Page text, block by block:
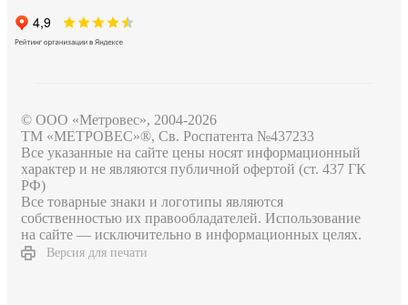
© ООО «Метровес», 2004-2026
ТМ «МЕТРОВЕС»®, Св. Роспатента №4​3​7​2​3​3
Все указанные на сайте цены носят информационный
характер и не являются публичной офертой (ст. 437 ГК
РФ)
Все товарные знаки и логотипы являются
собственностью их правообладателей. Использование
на сайте — исключительно в информационных целях.
Версия для печати